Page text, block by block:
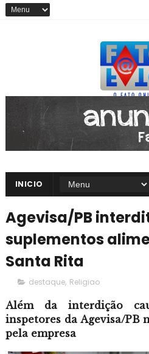
INICIO
Agevisa/PB
suplementos
Santa Rita
destaque, Religiao
Além da interdição
inspetores da Agevisa/PB
pela empresa